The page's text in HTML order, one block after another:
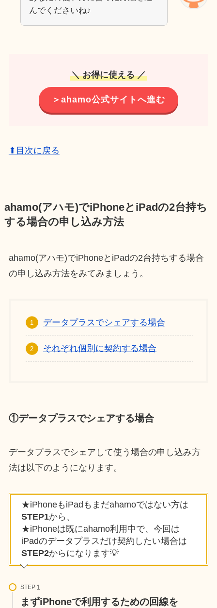
んでくださいね♪
＼ お得に使える ／
＞ahamo公式サイトへ進む
⬆目次に戻る
ahamo(アハモ)でiPhoneとiPadの2台持ち
する場合の申し込み方法
ahamo(アハモ)でiPhoneとiPadの2台持ちする場合
の申し込み方法をみてみましょう。
データプラスでシェアする場合
それぞれ個別に契約する場合
①データプラスでシェアする場合
データプラスでシェアして使う場合の申し込み方
法は以下のようになります。
★iPhoneもiPadもまだahamoではない方は
STEP1から、
★iPhoneは既にahamo利用中で、今回は
iPadのデータプラスだけ契約したい場合は
STEP2からになります💡
STEP
まずiPhoneで利用するための回線を